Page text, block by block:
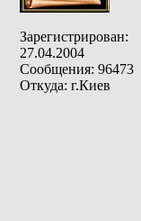
Зарегистрирован:
27.04.2004
Сообщения: 96473
Откуда: г.Киев